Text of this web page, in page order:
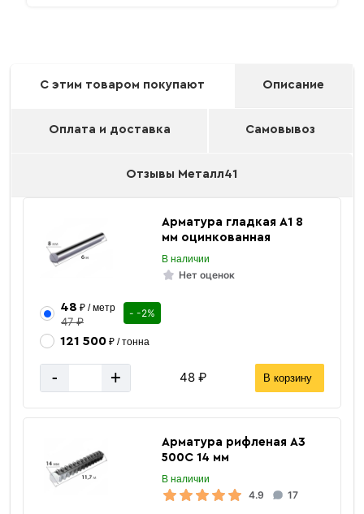
С этим товаром покупают Описание
Оплата и доставка Самовывоз
Отзывы Металл41
Арматура гладкая А1 8
мм оцинкованная
В наличии
Нет оценок
48 ₽ / метр
47 ₽
- -2%
121 500₽ / тонна
- + 48 ₽ В корзину
Арматура рифленая А3
500С 14 мм
В наличии
4.9 17